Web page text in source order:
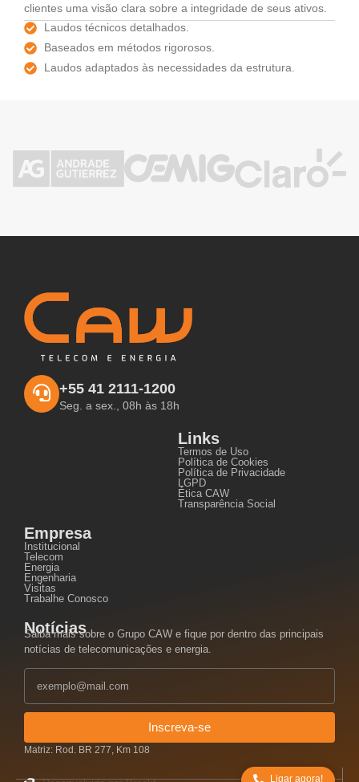
clientes uma visão clara sobre a integridade de seus ativos.
Laudos técnicos detalhados.
Baseados em métodos rigorosos.
Laudos adaptados às necessidades da estrutura.
+55 41 2111-1200
Seg. a sex., 08h às 18h
Links
Termos de Uso
Política de Cookies
Política de Privacidade
LGPD
Ética CAW
Transparência Social
Empresa
Institucional
Telecom
Energia
Engenharia
Visitas
Trabalhe Conosco
Notícias
Saiba mais sobre o Grupo CAW e fique por dentro das principais
notícias de telecomunicações e energia.
Inscreva-se
Matriz: Rod. BR 277, Km 108
Ligar agora!